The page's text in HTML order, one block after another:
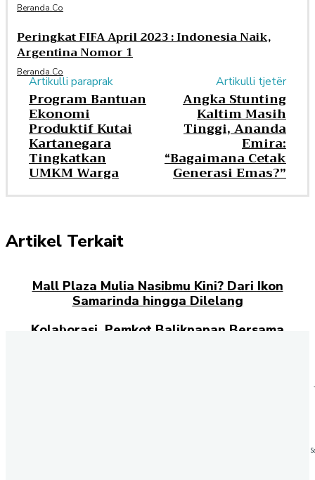
Beranda.co
Peringkat FIFA April 2023 : Indonesia Naik,
Argentina Nomor 1
Beranda.co
Artikulli paraprak
Program Bantuan
Ekonomi
Produktif Kutai
Kartanegara
Tingkatkan
UMKM Warga
Artikulli tjetër
Angka Stunting
Kaltim Masih
Tinggi, Ananda
Emira:
“Bagaimana Cetak
Generasi Emas?”
Artikel Terkait
Mall Plaza Mulia Nasibmu Kini? Dari Ikon
Samarinda hingga Dilelang
Kolaborasi, Pemkot Balikpapan Bersama